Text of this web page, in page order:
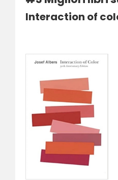
Interaction of